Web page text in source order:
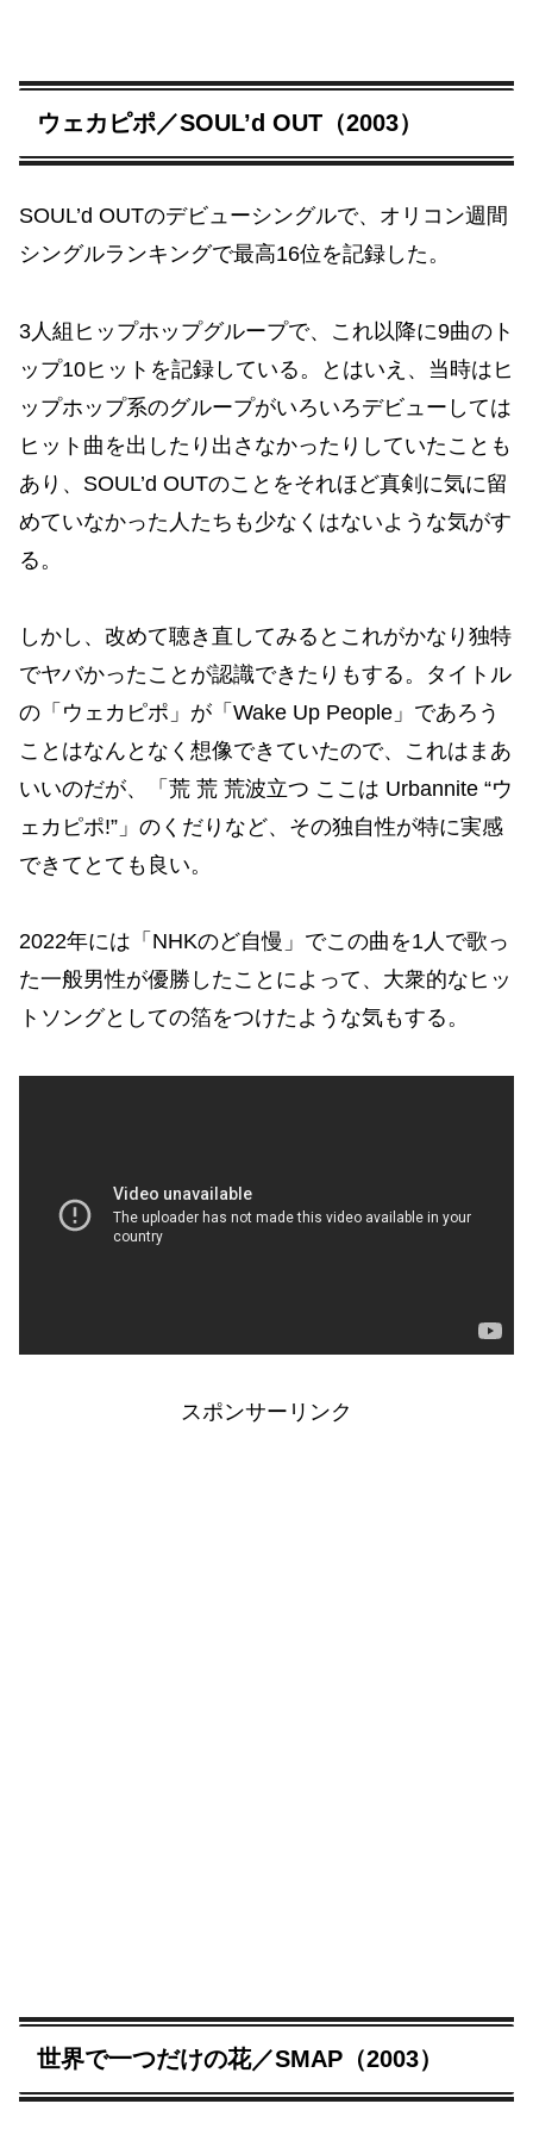
ウェカピポ／SOUL’d OUT（2003）
SOUL’d OUTのデビューシングルで、オリコン週間
シングルランキングで最高16位を記録した。
3人組ヒップホップグループで、これ以降に9曲のト
ップ10ヒットを記録している。とはいえ、当時はヒ
ップホップ系のグループがいろいろデビューしては
ヒット曲を出したり出さなかったりしていたことも
あり、SOUL’d OUTのことをそれほど真剣に気に留
めていなかった人たちも少なくはないような気がす
る。
しかし、改めて聴き直してみるとこれがかなり独特
でヤバかったことが認識できたりもする。タイトル
の「ウェカピポ」が「Wake Up People」であろう
ことはなんとなく想像できていたので、これはまあ
いいのだが、「荒 荒 荒波立つ ここは Urbannite “ウ
ェカピポ!”」のくだりなど、その独自性が特に実感
できてとても良い。
2022年には「NHKのど自慢」でこの曲を1人で歌っ
た一般男性が優勝したことによって、大衆的なヒッ
トソングとしての箔をつけたような気もする。
スポンサーリンク
世界で一つだけの花／SMAP（2003）